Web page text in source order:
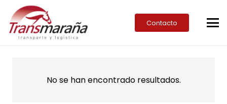
Contacto
No se han encontrado resultados.